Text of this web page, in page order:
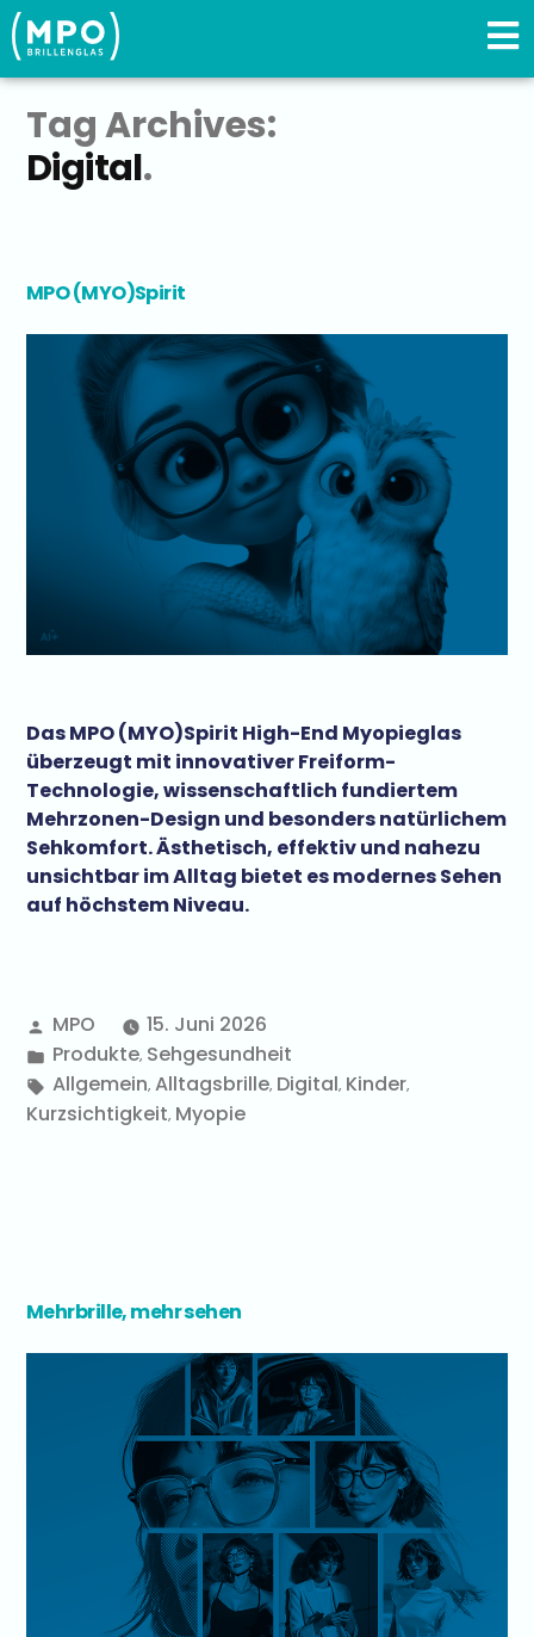
Tag Archives:
Digital
MPO (MYO)Spirit
Das MPO (MYO)Spirit High-End Myopieglas
überzeugt mit innovativer Freiform-
Technologie, wissenschaftlich fundiertem
Mehrzonen-Design und besonders natürlichem
Sehkomfort. Ästhetisch, effektiv und nahezu
unsichtbar im Alltag bietet es modernes Sehen
auf höchstem Niveau.
MPO
15. Juni 2026
Produkte, Sehgesundheit
Allgemein, Alltagsbrille, Digital, Kinder,
Kurzsichtigkeit, Myopie
Mehrbrille, mehr sehen